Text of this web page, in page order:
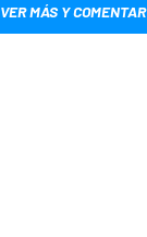
VER MÁS Y COMENTAR